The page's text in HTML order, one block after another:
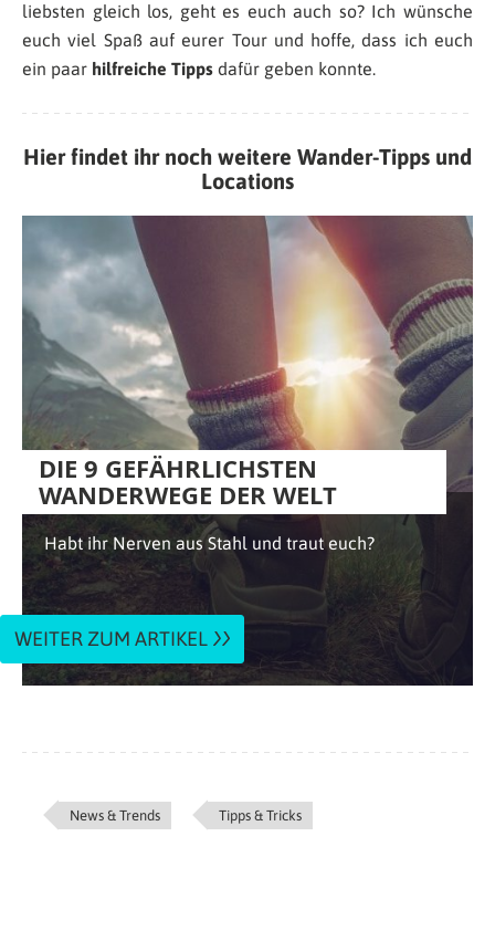
liebsten gleich los, geht es euch auch so? Ich wünsche
euch viel Spaß auf eurer Tour und hoffe, dass ich euch
ein paar hilfreiche Tipps dafür geben konnte.
Hier findet ihr noch weitere Wander-Tipps und
Locations
DIE 9 GEFÄHRLICHSTEN
WANDERWEGE DER WELT
Habt ihr Nerven aus Stahl und traut euch?
WEITER ZUM ARTIKEL
News & Trends Tipps & Tricks